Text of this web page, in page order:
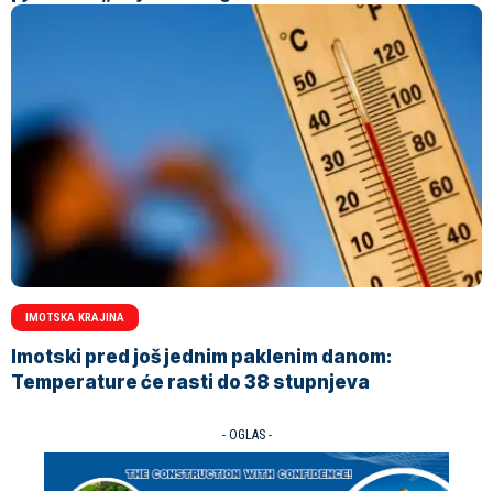
IMOTSKA KRAJINA
Imotski pred još jednim paklenim danom:
Temperature će rasti do 38 stupnjeva
- OGLAS -